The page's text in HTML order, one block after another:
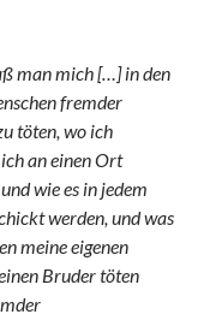
man mich […] in den
fremder
töten, wo ich
an einen Ort
wie es in jedem
werden, und was
meine eigenen
Bruder töten